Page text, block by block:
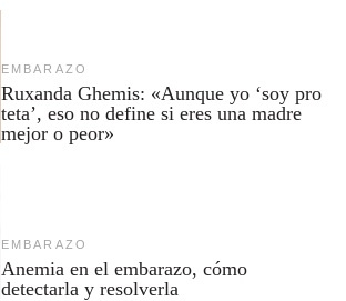
EMBARAZO
Ruxanda Ghemis: «Aunque yo ‘soy pro
teta’, eso no define si eres una madre
mejor o peor»
EMBARAZO
Anemia en el embarazo, cómo
detectarla y resolverla